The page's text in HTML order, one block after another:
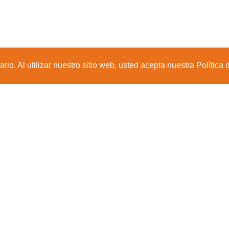
Al utilizar nuestro sitio web, usted acepta nuestra Política